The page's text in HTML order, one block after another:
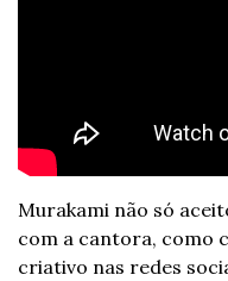
Murakami não só
com a cantora, como
criativo nas redes